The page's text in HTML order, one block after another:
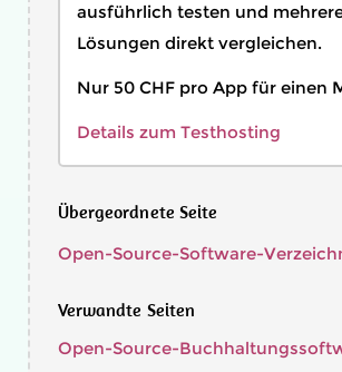
ausführlich testen und
Lösungen direkt vergleichen.
Nur 50 CHF pro App für einen
Details zum Testhosting
Übergeordnete Seite
Open-Source-Software-
Verwandte Seiten
Open-Source-